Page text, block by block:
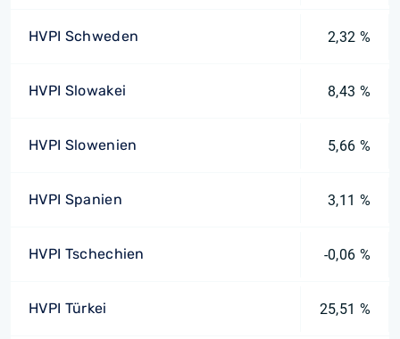
HVPI Schweden 2,32 %
HVPI Slowakei 8,43 %
HVPI Slowenien 5,66 %
HVPI Spanien 3,11 %
HVPI Tschechien -0,06 %
HVPI Türkei 25,51 %